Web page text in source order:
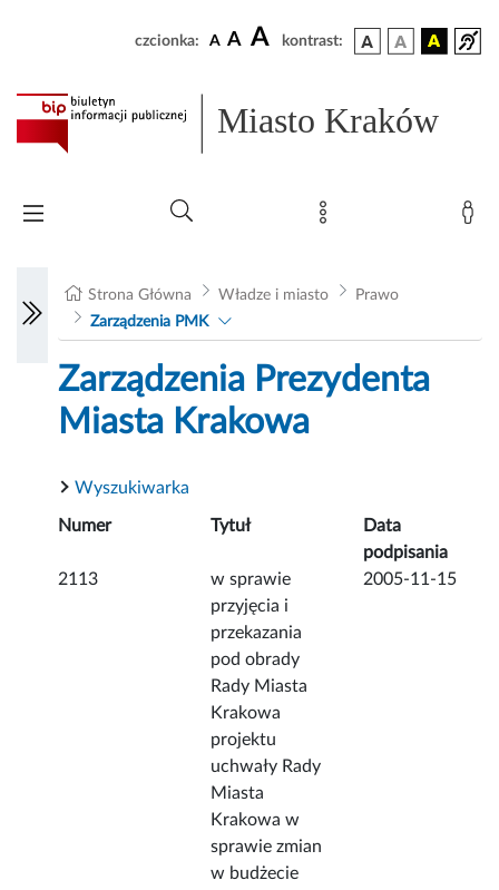
czcionka: A A A kontrast:
Miasto Kraków
Strona Główna Władze i miasto
Prawo
Zarządzenia PMK
Zarządzenia Prezydenta
Miasta Krakowa
Wyszukiwarka
Numer Tytuł
Data
podpisania
2113
w sprawie
przyjęcia i
przekazania
pod obrady
Rady Miasta
Krakowa
projektu
uchwały Rady
Miasta
Krakowa w
sprawie zmian
w budżecie
2005-11-15